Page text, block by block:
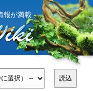
報が満載